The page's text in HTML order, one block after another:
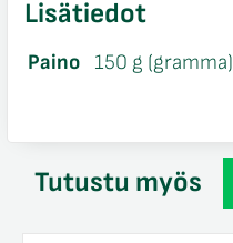
Lisätiedot
Paino 150 g (gramma)
Tutustu myös